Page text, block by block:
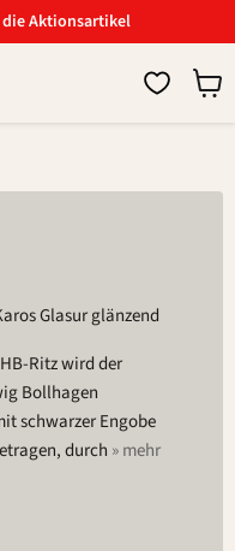
die Aktionsartikel
Glasur glänzend
Ritz wird der
Bollhagen
schwarzer Engobe
durch » mehr